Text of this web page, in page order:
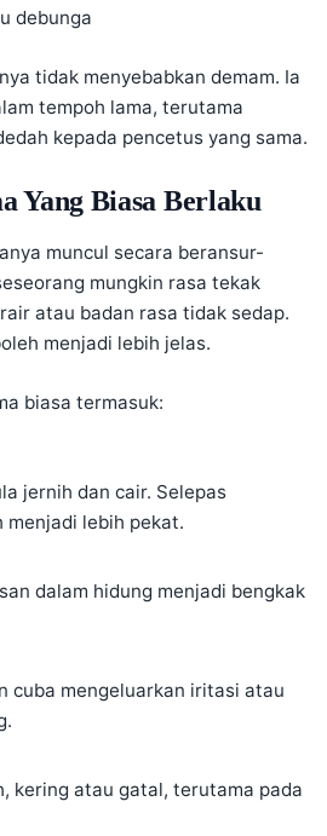
debunga
tidak menyebabkan demam. Ia
tempoh lama, terutama
kepada pencetus yang sama.
Yang Biasa Berlaku
muncul secara beransur-
mungkin rasa tekak
atau badan rasa tidak sedap.
menjadi lebih jelas.
biasa termasuk:
jernih dan cair. Selepas
menjadi lebih pekat.
dalam hidung menjadi bengkak
cuba mengeluarkan iritasi atau
kering atau gatal, terutama pada